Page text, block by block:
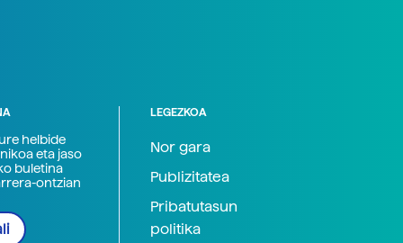
helbide
eta jaso
buletina
ontzian
LEGEZKOA
Nor gara
Publizitatea
Pribatutasun
politika